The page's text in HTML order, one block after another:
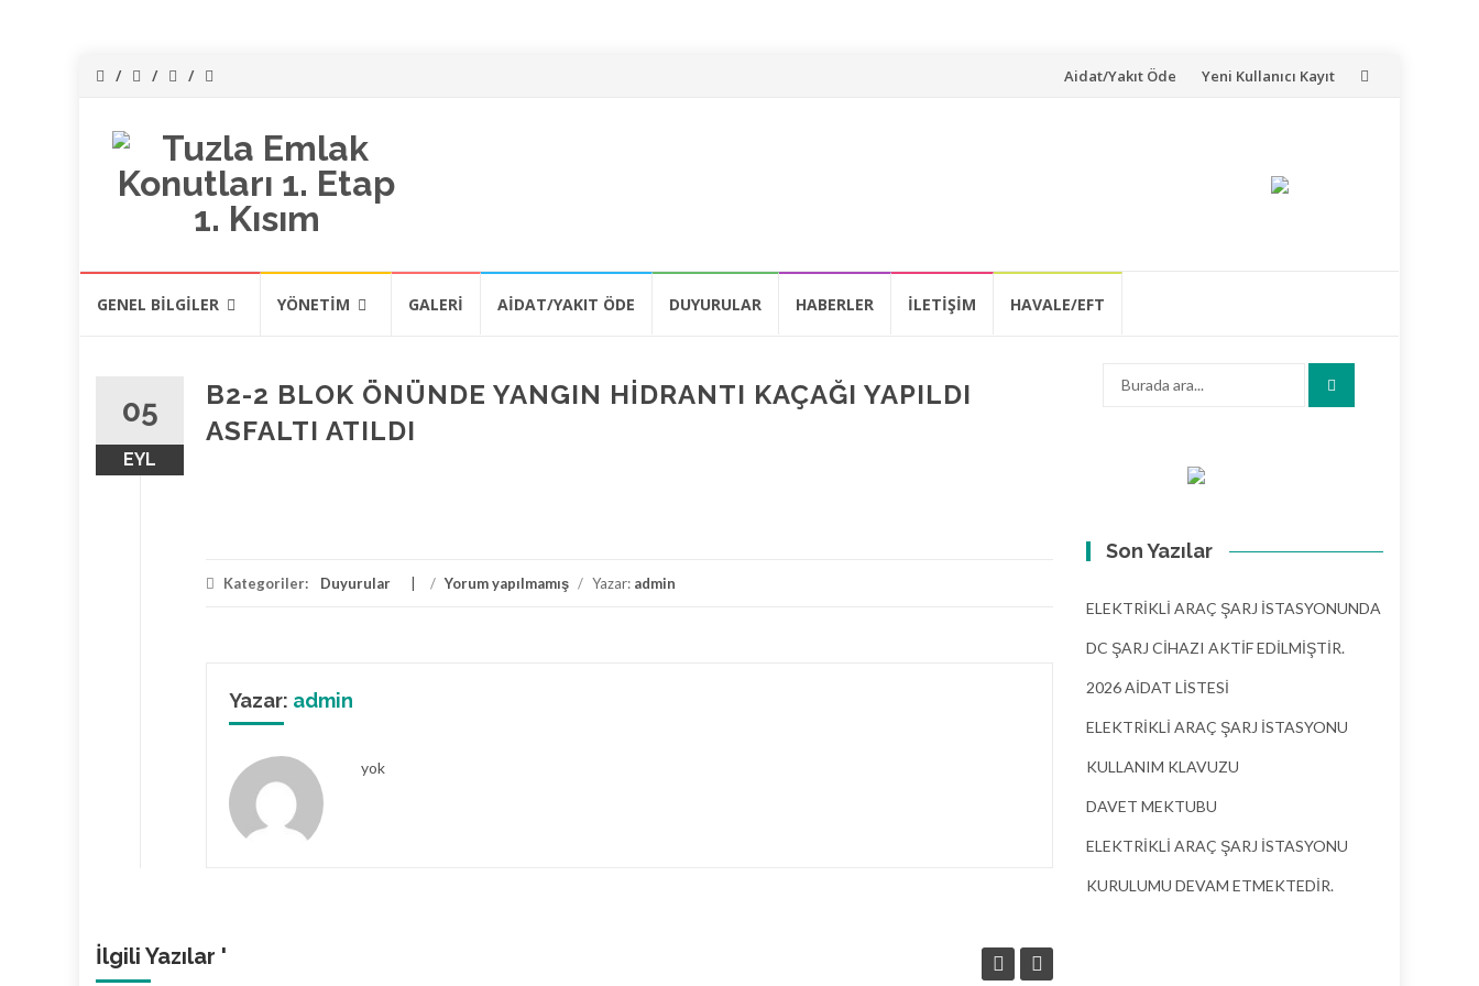
İçeriğe
Aidat/Yakıt Öde Yeni Kullanıcı Kayıt
atlaGENEL BILGILER YÖNETİM GALERI AIDAT/YAKIT ÖDE DUYURULAR HABERLER İLETIŞIM HAVALE/EFT
05
EYL
B2-2 BLOK ÖNÜNDE YANGIN HİDRANTI KAÇAĞI YAPILDI
ASFALTI ATILDI
Kategoriler: Duyurular / Yorum yapılmamış / Yazar: admin
Yazar: admin
yok
İlgili Yazılar '
Son Yazılar
ELEKTRİKLİ ARAÇ ŞARJ İSTASYONUNDA
DC ŞARJ CİHAZI AKTİF EDİLMİŞTİR.
2026 AİDAT LİSTESİ
ELEKTRİKLİ ARAÇ ŞARJ İSTASYONU
KULLANIM KLAVUZU
DAVET MEKTUBU
ELEKTRİKLİ ARAÇ ŞARJ İSTASYONU
KURULUMU DEVAM ETMEKTEDİR.